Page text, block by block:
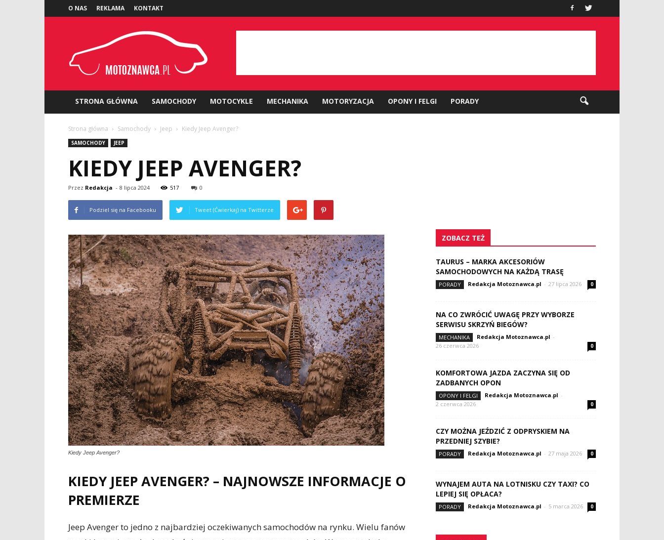
O NAS REKLAMA KONTAKT
STRONA GŁÓWNA SAMOCHODY MOTOCYKLE MECHANIKA MOTORYZACJA OPONY I FELGI PORADY
Strona główna Samochody Jeep Kiedy Jeep Avenger?
SAMOCHODY JEEP
KIEDY JEEP AVENGER?
Przez Redakcja - 8 lipca 2024 517 0
Podziel się na Facebooku Tweet (Ćwierkaj) na Twitterze
Kiedy Jeep Avenger?
KIEDY JEEP AVENGER? – NAJNOWSZE INFORMACJE O
PREMIERZE
Jeep Avenger to jedno z najbardziej oczekiwanych samochodów na rynku. Wielu fanów
ZOBACZ TEŻ
TAURUS – MARKA AKCESORIÓW
SAMOCHODOWYCH NA KAŻDĄ TRASĘ
PORADY Redakcja Motoznawca.pl - 27 lipca 2026 0
NA CO ZWRÓCIĆ UWAGĘ PRZY WYBORZE
SERWISU SKRZYŃ BIEGÓW?
MECHANIKA Redakcja Motoznawca.pl -
26 czerwca 2026
0
KOMFORTOWA JAZDA ZACZYNA SIĘ OD
ZADBANYCH OPON
OPONY I FELGI Redakcja Motoznawca.pl -
2 czerwca 2026
0
CZY MOŻNA JEŹDZIĆ Z ODPRYSKIEM NA
PRZEDNIEJ SZYBIE?
PORADY Redakcja Motoznawca.pl - 27 maja 2026 0
WYNAJEM AUTA NA LOTNISKU CZY TAXI? CO
LEPIEJ SIĘ OPŁACA?
PORADY Redakcja Motoznawca.pl - 5 marca 2026 0